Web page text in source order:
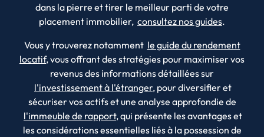
dans la pierre et tirer le meilleur parti de votre
placement immobilier, consultez nos guides.
Vous y trouverez notamment le guide du rendement
locatif, vous offrant des stratégies pour maximiser vos
revenus des informations détaillées sur
l'investissement à l'étranger, pour diversifier et
sécuriser vos actifs et une analyse approfondie de
l'immeuble de rapport, qui présente les avantages et
les considérations essentielles liés à la possession de